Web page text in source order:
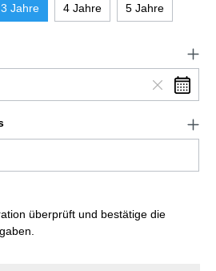
3 Jahre 4 Jahre 5 Jahre
überprüft und bestätige die